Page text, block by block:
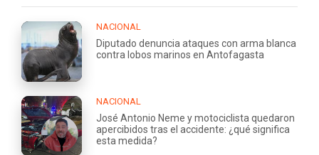
NACIONAL
Diputado denuncia ataques con arma blanca
contra lobos marinos en Antofagasta
NACIONAL
José Antonio Neme y motociclista quedaron
apercibidos tras el accidente: ¿qué significa
esta medida?